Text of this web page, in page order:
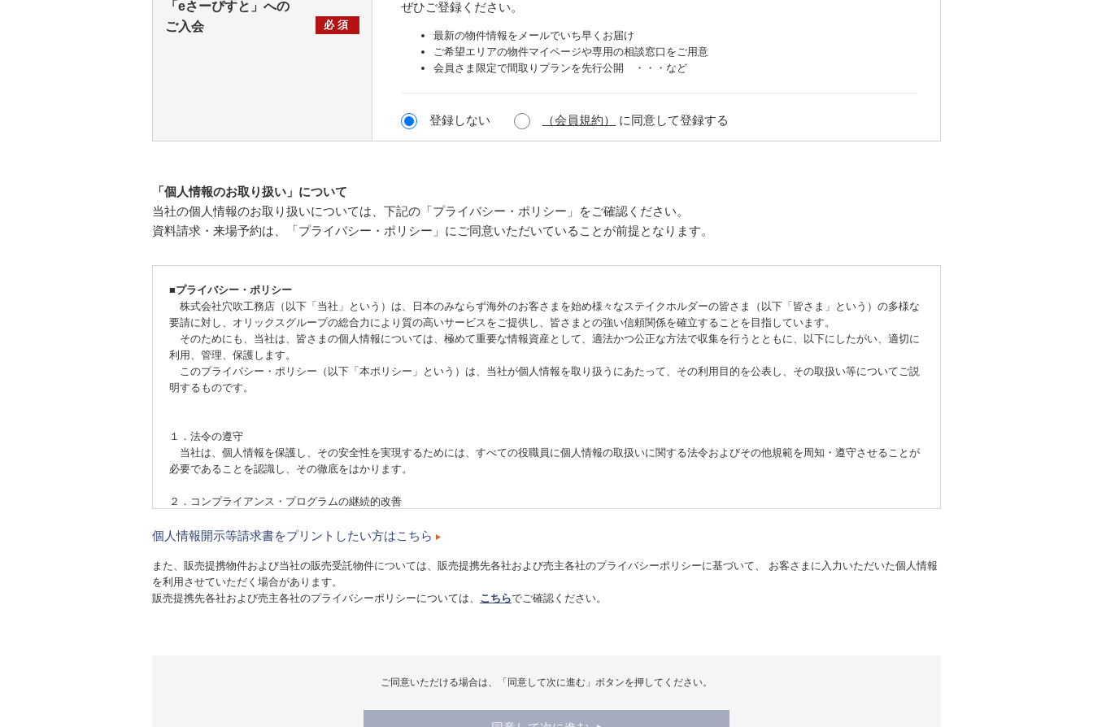
「eさーぴすと」への
ご入会
必須
ぜひご登録ください。
最新の物件情報をメールでいち早くお届け
ご希望エリアの物件マイページや専用の相談窓口をご用意
会員さま限定で間取りプランを先行公開 ・・・など
登録しない （会員規約） に同意して登録する
「個人情報のお取り扱い」について
当社の個人情報のお取り扱いについては、下記の「プライバシー・ポリシー」をご確認ください。
資料請求・来場予約は、「プライバシー・ポリシー」にご同意いただいていることが前提となります。
■プライバシー・ポリシー
株式会社穴吹工務店（以下「当社」という）は、日本のみならず海外のお客さまを始め様々なステイクホルダーの皆さま（以下「皆さま」という）の多様な
要請に対し、オリックスグループの総合力により質の高いサービスをご提供し、皆さまとの強い信頼関係を確立することを目指しています。
そのためにも、当社は、皆さまの個人情報については、極めて重要な情報資産として、適法かつ公正な方法で収集を行うとともに、以下にしたがい、適切に
利用、管理、保護します。
このプライバシー・ポリシー（以下「本ポリシー」という）は、当社が個人情報を取り扱うにあたって、その利用目的を公表し、その取扱い等についてご説
明するものです。
１．法令の遵守
当社は、個人情報を保護し、その安全性を実現するためには、すべての役職員に個人情報の取扱いに関する法令およびその他規範を周知・遵守させることが
必要であることを認識し、その徹底をはかります。
２．コンプライアンス・プログラムの継続的改善
本ポリシーは、当社が事業を行う全ての国や地域において、当社が取り扱う全ての個人情報に適用されます。
クッキー（cookie）について
利用した情報収集に抵抗をお感じでしたら、ご使用のブラウザでクッキーの受け入れを拒否する設定をすることも可能です。ただし、クッキーを受け入れない
また、当社では、第三者の提供する広告配信サービスを利用する場合があり、これに関連して、当該第三者がクッキー等によって当社Webサイトを訪問した
個人情報開示等請求書をプリントしたい方はこちら
また、販売提携物件および当社の販売受託物件については、販売提携先各社および売主各社のプライバシーポリシーに基づいて、 お客さまに入力いただいた個人情報
を利用させていただく場合があります。
販売提携先各社および売主各社のプライバシーポリシーについては、 こちらでご確認ください。
ご同意いただける場合は、「同意して次に進む」ボタンを押してください。